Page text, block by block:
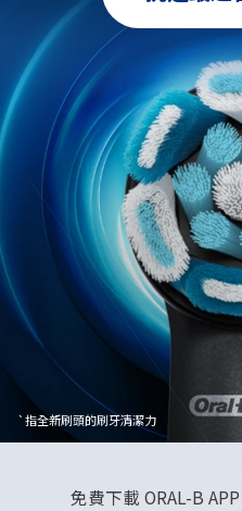
`指全新刷頭的刷牙清潔力
免費下載 ORAL-B APP